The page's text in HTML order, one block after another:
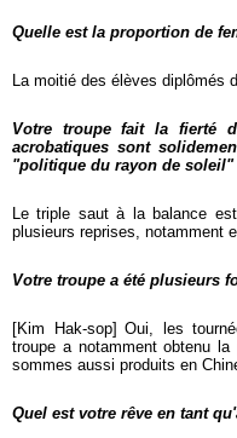
Quelle est la proportion de
La moitié des élèves diplômés
Votre troupe fait la fierté
acrobatiques sont
"politique du rayon de soleil"
Le triple saut à la balance
plusieurs reprises, notamment
Votre troupe a été plusieurs
[Kim Hak-sop] Oui, les
troupe a notamment obtenu
sommes aussi produits en
Quel est votre rêve en tant